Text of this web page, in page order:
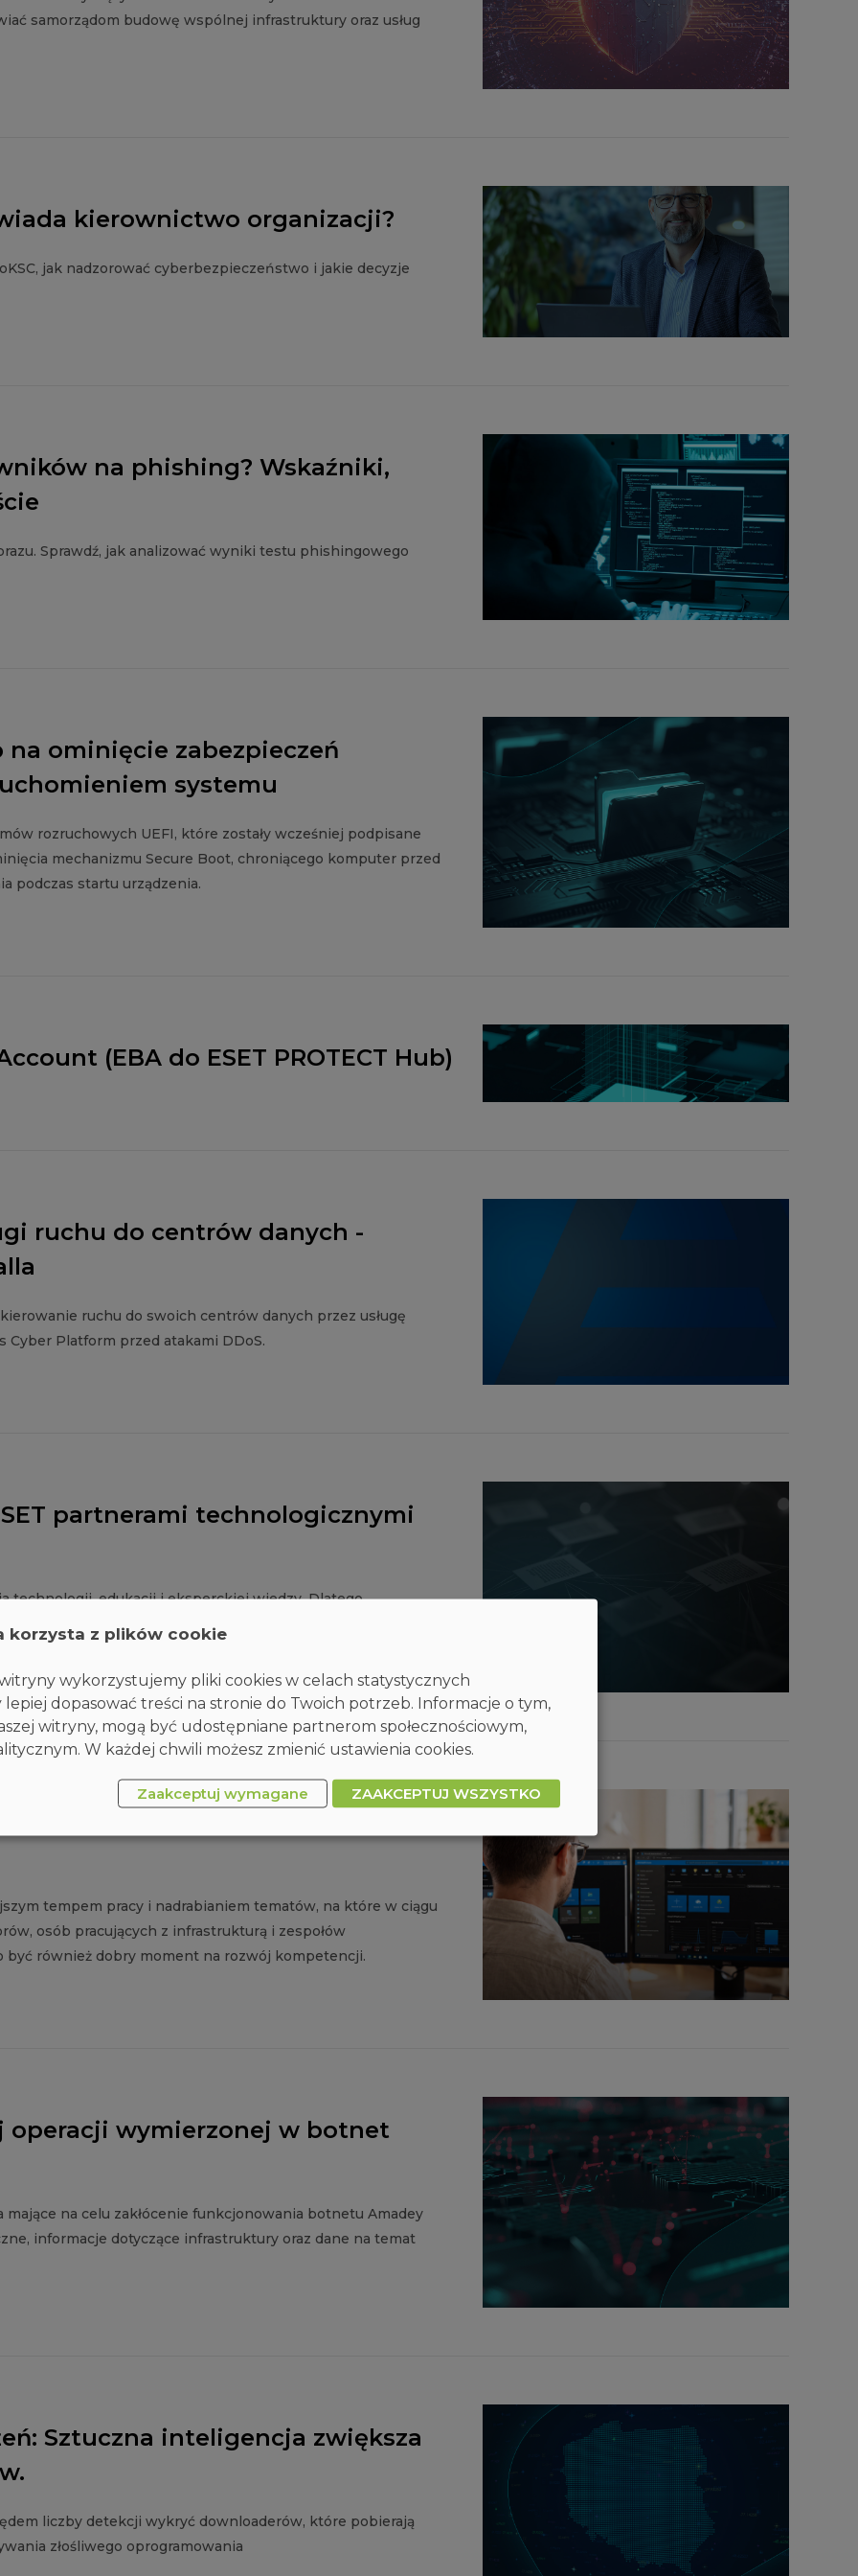
samorządom budowę wspólnej infrastruktury oraz usług
kierownictwo organizacji?
jak nadzorować cyberbezpieczeństwo i jakie decyzje
na phishing? Wskaźniki,
Sprawdź, jak analizować wyniki testu phishingowego
na ominięcie zabezpieczeń
systemu
rozruchowych UEFI, które zostały wcześniej podpisane
mechanizmu Secure Boot, chroniącego komputer przed
podczas startu urządzenia.
(EBA do ESET PROTECT Hub)
ruchu do centrów danych -
ruchu do swoich centrów danych przez usługę
Platform przed atakami DDoS.
partnerami technologicznymi
technologii, edukacji i eksperckiej wiedzy. Dlatego
wspólnie działając na rzecz bezpieczniejszej i bardziej
tempem pracy i nadrabianiem tematów, na które w ciągu
osób pracujących z infrastrukturą i zespołów
również dobry moment na rozwój kompetencji.
operacji wymierzonej w botnet
mające na celu zakłócenie funkcjonowania botnetu Amadey
informacje dotyczące infrastruktury oraz dane na temat
Sztuczna inteligencja zwiększa
liczby detekcji wykryć downloaderów, które pobierają
złośliwego oprogramowania
korzysta z plików cookie
wykorzystujemy pliki cookies w celach statystycznych
dopasować treści na stronie do Twoich potrzeb. Informacje o tym,
witryny, mogą być udostępniane partnerom społecznościowym,
W każdej chwili możesz zmienić ustawienia cookies.
Zaakceptuj wymagane ZAAKCEPTUJ WSZYSTKO